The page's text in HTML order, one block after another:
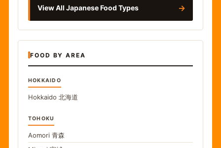
View All Japanese Food Types →
FOOD BY AREA
HOKKAIDO
Hokkaido 北海道
TOHOKU
Aomori 青森